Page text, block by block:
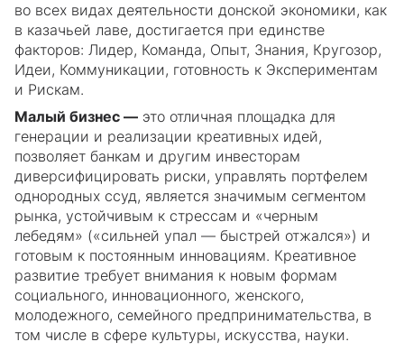
во всех видах деятельности донской экономики, как
в казачьей лаве, достигается при единстве
факторов: Лидер, Команда, Опыт, Знания, Кругозор,
Идеи, Коммуникации, готовность к Экспериментам
и Рискам.
Малый бизнес — это отличная площадка для
генерации и реализации креативных идей,
позволяет банкам и другим инвесторам
диверсифицировать риски, управлять портфелем
однородных ссуд, является значимым сегментом
рынка, устойчивым к стрессам и «черным
лебедям» («сильней упал — быстрей отжался») и
готовым к постоянным инновациям. Креативное
развитие требует внимания к новым формам
социального, инновационного, женского,
молодежного, семейного предпринимательства, в
том числе в сфере культуры, искусства, науки.